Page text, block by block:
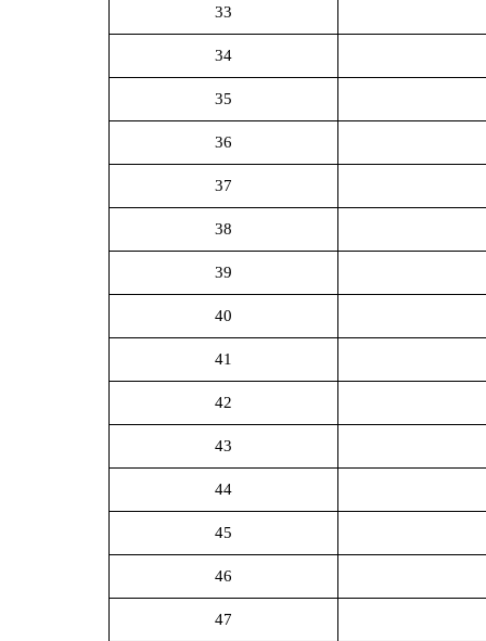
33
34
35
36
37
38
39
40
41
42
43
44
45
46
47